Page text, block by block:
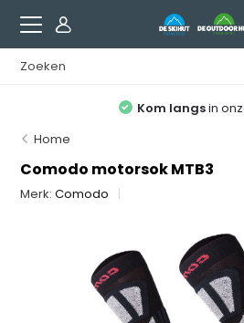
Kom langsin
Home
Comodo motorsok MTB3
Merk:Comodo